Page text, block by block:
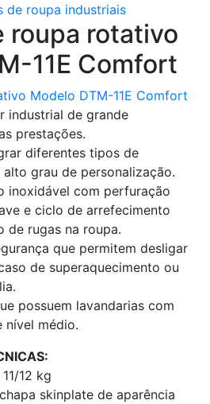
de roupa industriais
roupa rotativo
11E Comfort
Modelo DTM-11E Comfort
industrial de grande
prestações.
diferentes tipos de
grau de personalização.
inoxidável com perfuração
e ciclo de arrefecimento
de rugas na roupa.
que permitem desligar
de superaquecimento ou
possuem lavandarias com
nível médio.
12 kg
skinplate de aparência